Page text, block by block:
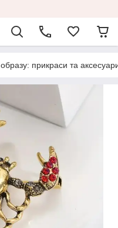
образу: прикраси та